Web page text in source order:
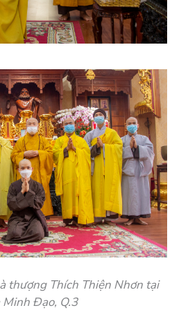
thượng Thích Thiện Nhơn tại
Minh Đạo, Q.3